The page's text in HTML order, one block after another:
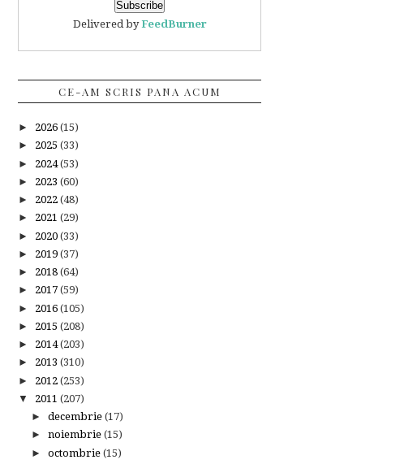
Delivered byFeedBurner
CE-AM SCRIS PANA ACUM
► 2026 (15)
► 2025 (33)
► 2024(53)
► 2023 (60)
► 2022 (48)
► 2021 (29)
► 2020 (33)
► 2019 (37)
► 2018 (64)
► 2017 (59)
► 2016 (105)
► 2015 (208)
► 2014(203)
► 2013 (310)
► 2012 (253)
▼ 2011 (207)
► decembrie (17)
► noiembrie (15)
► octombrie (15)